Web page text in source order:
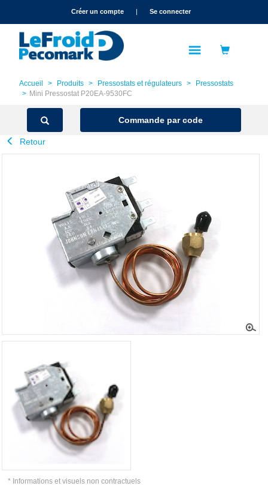
text.skipToNavigationCréer un compte | Se connecter
Accueil Produits Pressostats et régulateurs
Pressostats
Mini Pressostat P20EA-9530FC
Commande par code
Retour
* Informations et visuels non contractuels